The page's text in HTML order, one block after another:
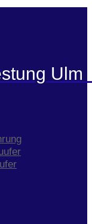
Ulm